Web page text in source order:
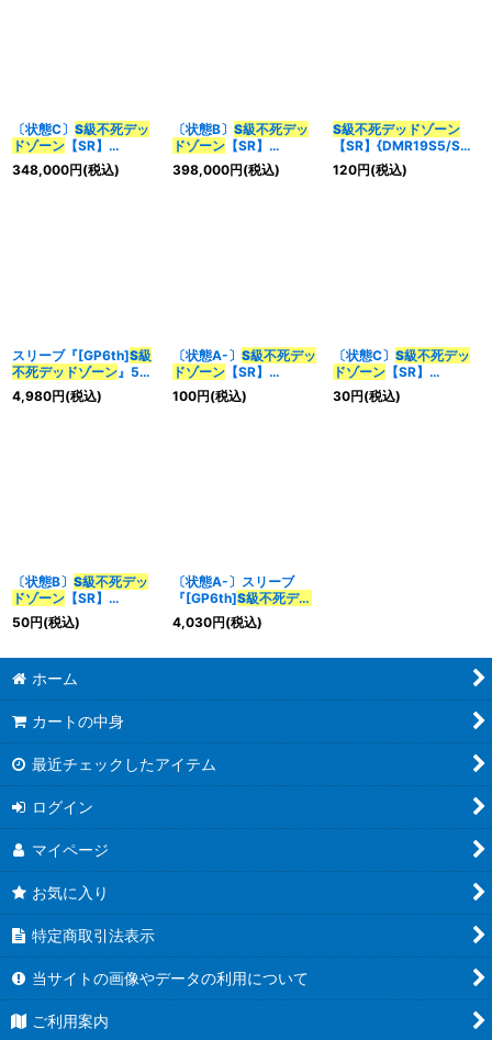
〔状態C〕 S級不死デッ
ドゾーン 【SR】
{P16/Y17}《闇》
348,000円(税込)
〔状態B〕 S級不死デッ
ドゾーン【SR】
{P16/Y17}《闇》
398,000円(税込)
S級不死デッドゾーン
【SR】{DMR19S5/S9}
《闇》
120円(税込)
スリーブ『[GP6th]S級
不死デッドゾーン 』50
枚入り【サプライ】{-}
4,980円(税込)
〔状態A-〕 S級不死デッ
ドゾーン【SR】
{DMR19S5/S9}《闇》
100円(税込)
〔状態C〕 S級不死デッ
ドゾーン【SR】
{DMR19S5/S9}《闇》
30円(税込)
〔状態B〕 S級不死デッ
ドゾーン 【SR】
{DMR19S5/S9}《闇》
50円(税込)
〔状態A-〕スリーブ
『[GP6th]S級不死デッ
ドゾーン 』50枚入り
【サプライ】{-}
4,030円(税込)
ホーム
カートの中身
最近チェックしたアイテム
ログイン
マイページ
お気に入り
特定商取引法表示
当サイトの画像やデータの利用について
ご利用案内